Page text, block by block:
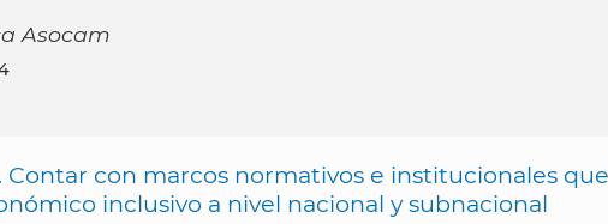
Asocam
Contar con marcos normativos e institucionales
inclusivo a nivel nacional y subnacional